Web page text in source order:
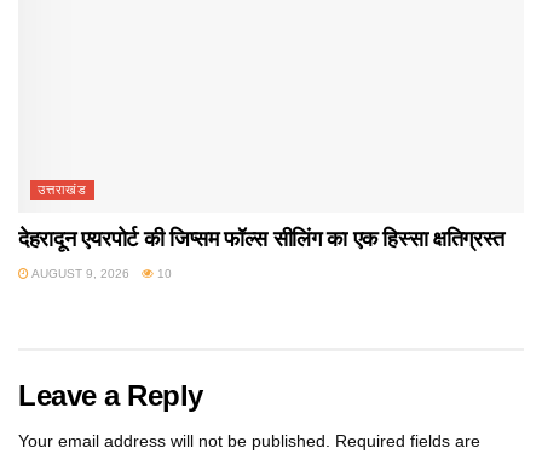
उत्तराखंड
देहरादून एयरपोर्ट की जिप्सम फॉल्स सीलिंग का एक हिस्सा क्षतिग्रस्त
AUGUST 9, 2026 10
Leave a Reply
Your email address will not be published. Required fields are